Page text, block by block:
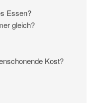
Essen?
gleich?
Kost?